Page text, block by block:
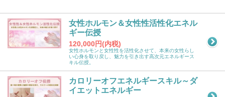
女性ホルモン＆女性性活性化エネル
ギー伝授
120,000円(内税)
女性ホルモンと女性性を活性化させて、本来の女性らし
い心身を取り戻し、魅力を引き出す高次元エネルギース
キル伝授。
カロリーオフエネルギースキル～ダ
イエットエネルギー